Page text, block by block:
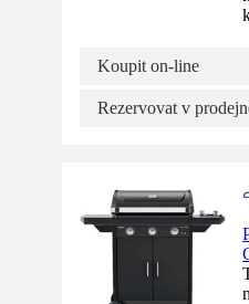
Koupit on-line
Rezervovat v